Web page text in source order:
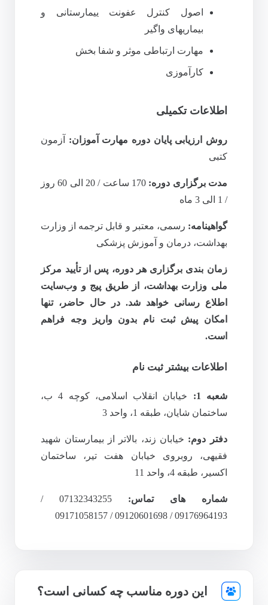
اصول کنترل عفونت ییمارستانی و
بیماریهای واگیر
مهارت ارتباطی موثر و شفا بخش
کارآموزی
اطلاعات تکمیلی
روش ارزیابی پایان دوره مهارت آموزان: آزمون
کتبی
مدت برگزاری دوره:170 ساعت / 20 الی 60
روز
/ 1 الی 3 ماه
گواهینامه: رسمی، معتبر و قابل ترجمه از وزارت
بهداشت، درمان و آموزش پزشکی
زمان‌ بندی برگزاری هر دوره، پس از تأیید مرکز
ملی وزارت بهداشت، از طریق پیج و وب‌سایت
اطلاع‌ رسانی خواهد شد. در حال حاضر، تنها
امکان پیش‌ ثبت‌ نام بدون واریز وجه
فراهم
است.
اطلاعات بیشتر ثبت نام
شعبه 1:
خیابان انقلاب اسلامی، کوچه 4 ب،
ساختمان شایان، طبقه 1، واحد 3
دفتر دوم: خیابان زند، بالاتر از بیمارستان شهید
فقیهی، روبروی خیابان هفت تیر، ساختمان
اکسیر، طبقه 4، واحد 11
شماره های تماس:
07132343255 /
09176964193 / 09120601698 / 09171058157
این دوره مناسب چه کسانی است؟